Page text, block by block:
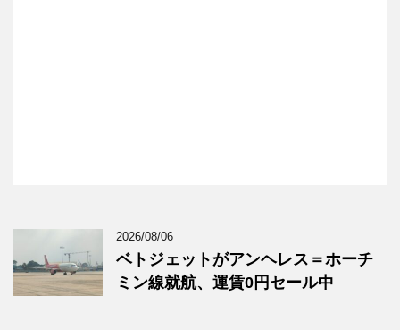
2026/08/06
ベトジェットがアンヘレス＝ホーチ
ミン線就航、運賃0円セール中